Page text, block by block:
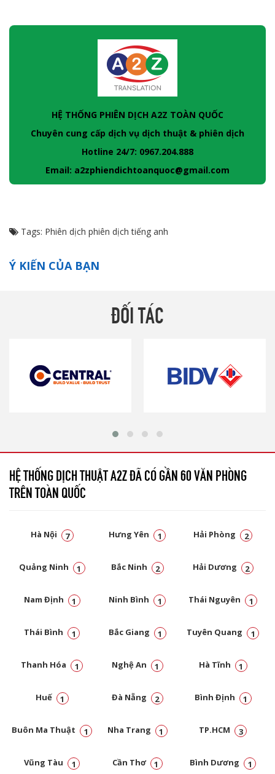
HỆ THỐNG PHIÊN DỊCH A2Z TOÀN QUỐC
Chuyên cung cấp dịch vụ dịch thuật & phiên dịch
Hotline 24/7: 0967.204.888
Email: a2zphiendichtoanquoc@gmail.com
Tags: Phiên dịch phiên dịch tiếng anh
Ý KIẾN CỦA BẠN
ĐỐI TÁC
HỆ THỐNG DỊCH THUẬT A2Z ĐÃ CÓ GẦN 60 VĂN PHÒNG
TRÊN TOÀN QUỐC
Hà Nội 7 Hưng Yên 1 Hải Phòng 2
Quảng Ninh 1 Bắc Ninh 2 Hải Dương 2
Nam Định 1 Ninh Bình 1 Thái Nguyên 1
Thái Bình 1 Bắc Giang 1 Tuyên Quang 1
Thanh Hóa 1 Nghệ An 1 Hà Tĩnh 1
Huế 1 Đà Nẵng 2 Bình Định 1
Buôn Ma Thuật 1 Nha Trang 1 TP.HCM 3
Vũng Tàu 1 Cần Thơ 1 Bình Dương 1